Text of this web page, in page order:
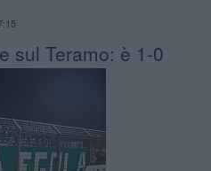
sul Teramo: è 1-0